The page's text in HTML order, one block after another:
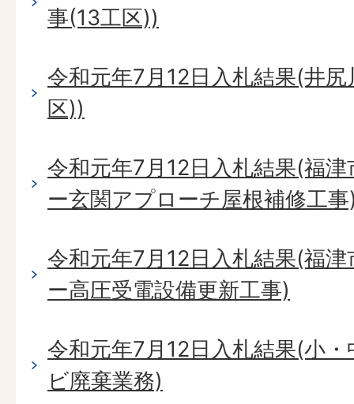
事(13工区))
令和元年7月12日入札結果(井
区))
令和元年7月12日入札結果(福
ー玄関アプローチ屋根補修工
令和元年7月12日入札結果(福
ー高圧受電設備更新工事)
令和元年7月12日入札結果(小
ビ廃棄業務)